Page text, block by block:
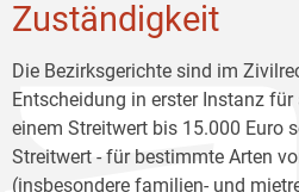
Zuständigkeit
Die Bezirksgerichte sind im
Entscheidung in erster Instanz
einem Streitwert bis 15.000 Euro
Streitwert - für bestimmte Arten
(insbesondere familien- und